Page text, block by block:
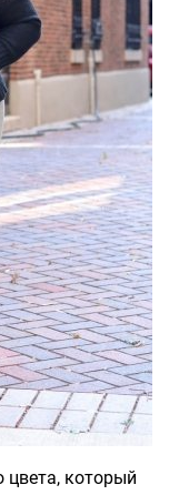
цвета, который